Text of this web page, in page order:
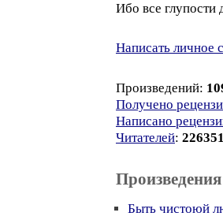
Ибо все
Написать личное
Произведений:
Получено
Написано
Читателей: 226351
Произведения
Быть чистоюй